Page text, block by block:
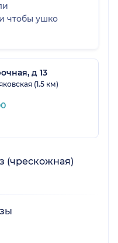
чтобы ушко
д 13
(1.5 км)
(чрескожная)